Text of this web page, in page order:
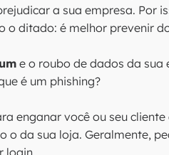
a sua empresa. Por
o ditado: é melhor prevenir
e o roubo de dados da sua
é um phishing?
enganar você ou seu
o da sua loja. Geralmente,
login.